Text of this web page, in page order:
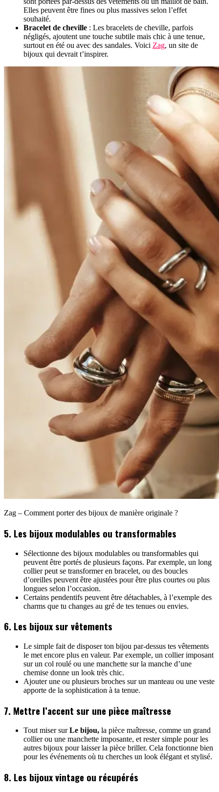
Elles peuvent être fines ou plus massives selon l’effet
souhaité.
Bracelet de cheville : Les bracelets de cheville, parfois
négligés, ajoutent une touche subtile mais chic à une tenue,
surtout en été ou avec des sandales. Voici Zag, un site de
bijoux qui devrait t’inspirer.
Zag – Comment porter des bijoux de manière originale ?
5. Les bijoux modulables ou transformables
Sélectionne des bijoux modulables ou transformables qui
peuvent être portés de plusieurs façons. Par exemple, un long
collier peut se transformer en bracelet, ou des boucles
d’oreilles peuvent être ajustées pour être plus courtes ou plus
longues selon l’occasion.
Certains pendentifs peuvent être détachables, à l’exemple des
charms que tu changes au gré de tes tenues ou envies.
6. Les bijoux sur vêtements
Le simple fait de disposer ton bijou par-dessus tes vêtements
le met encore plus en valeur. Par exemple, un collier imposant
sur un col roulé ou une manchette sur la manche d’une
chemise donne un look très chic.
Ajouter une ou plusieurs broches sur un manteau ou une veste
apporte de la sophistication à ta tenue.
7. Mettre l’accent sur une pièce maîtresse
Tout miser surLe bijou, la pièce maîtresse, comme un grand
collier ou une manchette imposante, et rester simple pour les
autres bijoux pour laisser la pièce briller. Cela fonctionne bien
pour les événements où tu cherches un look élégant et stylisé.
8. Les bijoux vintage ou récupérés